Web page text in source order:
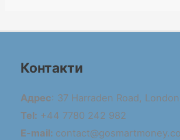
Контакти
Адрес: 37 Harraden Road, London
Tel: +44 7780 242 982
E-mail: